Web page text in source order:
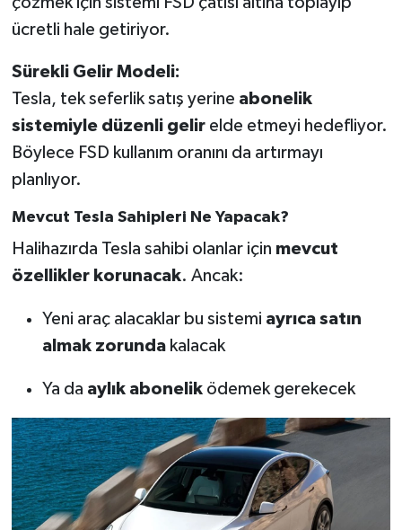
ücretli hale getiriyor.
Sürekli Gelir Modeli:
Tesla, tek seferlik satış yerine abonelik
sistemiyle düzenli gelirelde etmeyi hedefliyor.
Böylece FSD kullanım oranını da artırmayı
planlıyor.
Mevcut Tesla Sahipleri Ne Yapacak?
Halihazırda Tesla sahibi olanlar için mevcut
özellikler korunacak. Ancak:
Yeni araç alacaklar bu sistemi ayrıca satın
almak zorundakalacak
Ya da aylık aboneliködemek gerekecek